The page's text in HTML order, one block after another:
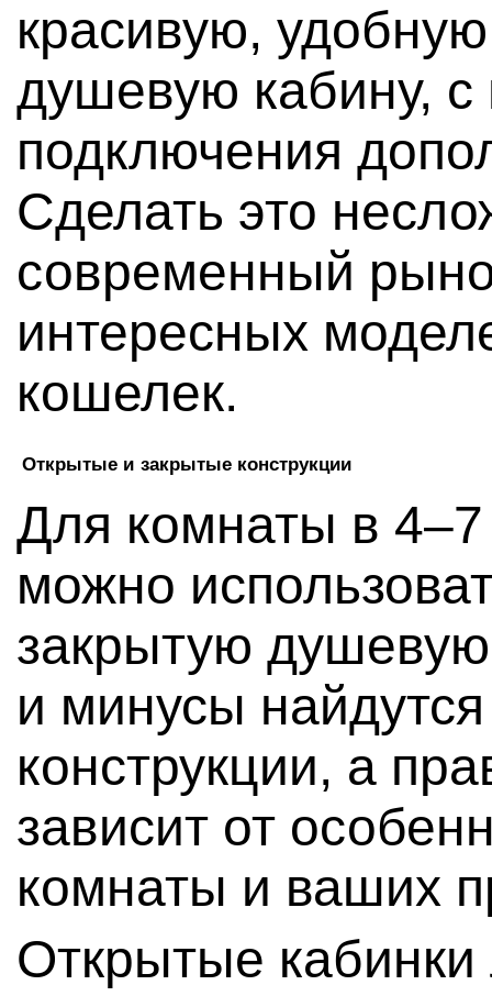
красивую,
душевую кабину,
подключения
Сделать это
современный
интересных
кошелек.
Открытые и закрытые конструкции
Для комнаты в
можно
закрытую
и минусы
конструкции, а
зависит от
комнаты и ваших
Открытые кабинки